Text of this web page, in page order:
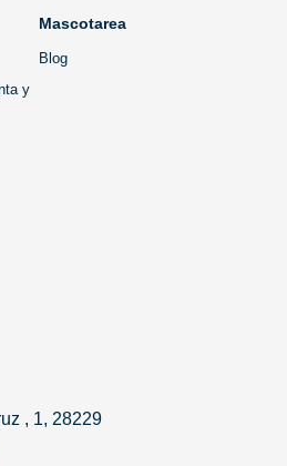
y
Mascotarea
Blog
, 1, 28229